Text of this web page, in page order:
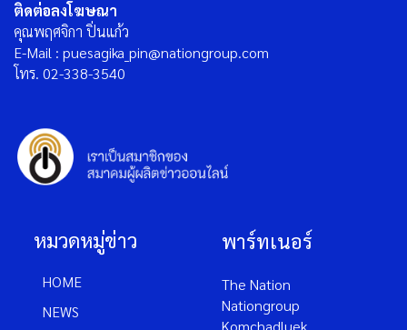
ติดต่อลงโฆษณา
คุณพฤศจิกา ปิ่นแก้ว
E-Mail : puesagika_pin@nationgroup.com
โทร. 02-338-3540
หมวดหมู่ข่าว
HOME
NEWS
พาร์ทเนอร์
The Nation
Nationgroup
Komchadluek